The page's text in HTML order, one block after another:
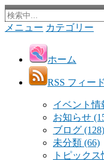
メニュー カテゴリー
ホーム
RSS フィード
イベント情
お知らせ
ブログ (128)
未分類 (66)
トピックス